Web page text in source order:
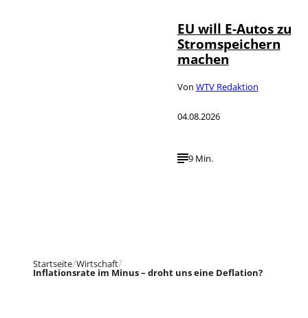
EU will E-Autos zu
Stromspeichern
machen
Von WTV Redaktion
04.08.2026
9 Min.
Startseite Wirtschaft
Inflationsrate im Minus – droht uns eine Deflation?